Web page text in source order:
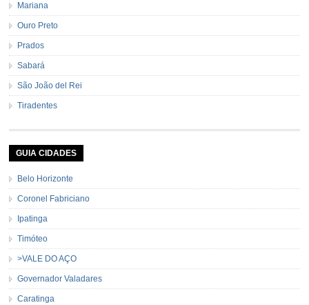
Mariana
Ouro Preto
Prados
Sabará
São João del Rei
Tiradentes
GUIA CIDADES
Belo Horizonte
Coronel Fabriciano
Ipatinga
Timóteo
>VALE DO AÇO
Governador Valadares
Caratinga